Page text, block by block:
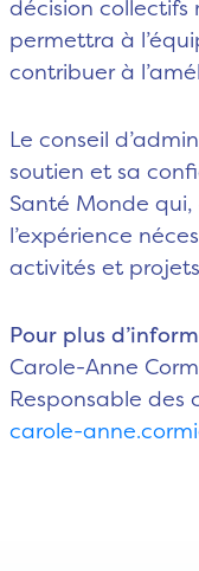
décision
permettra à
contribuer à
Le conseil
soutien et sa
Santé Monde
l’expérience
activités et
Pour plus
Carole-Anne
Responsable
carole-